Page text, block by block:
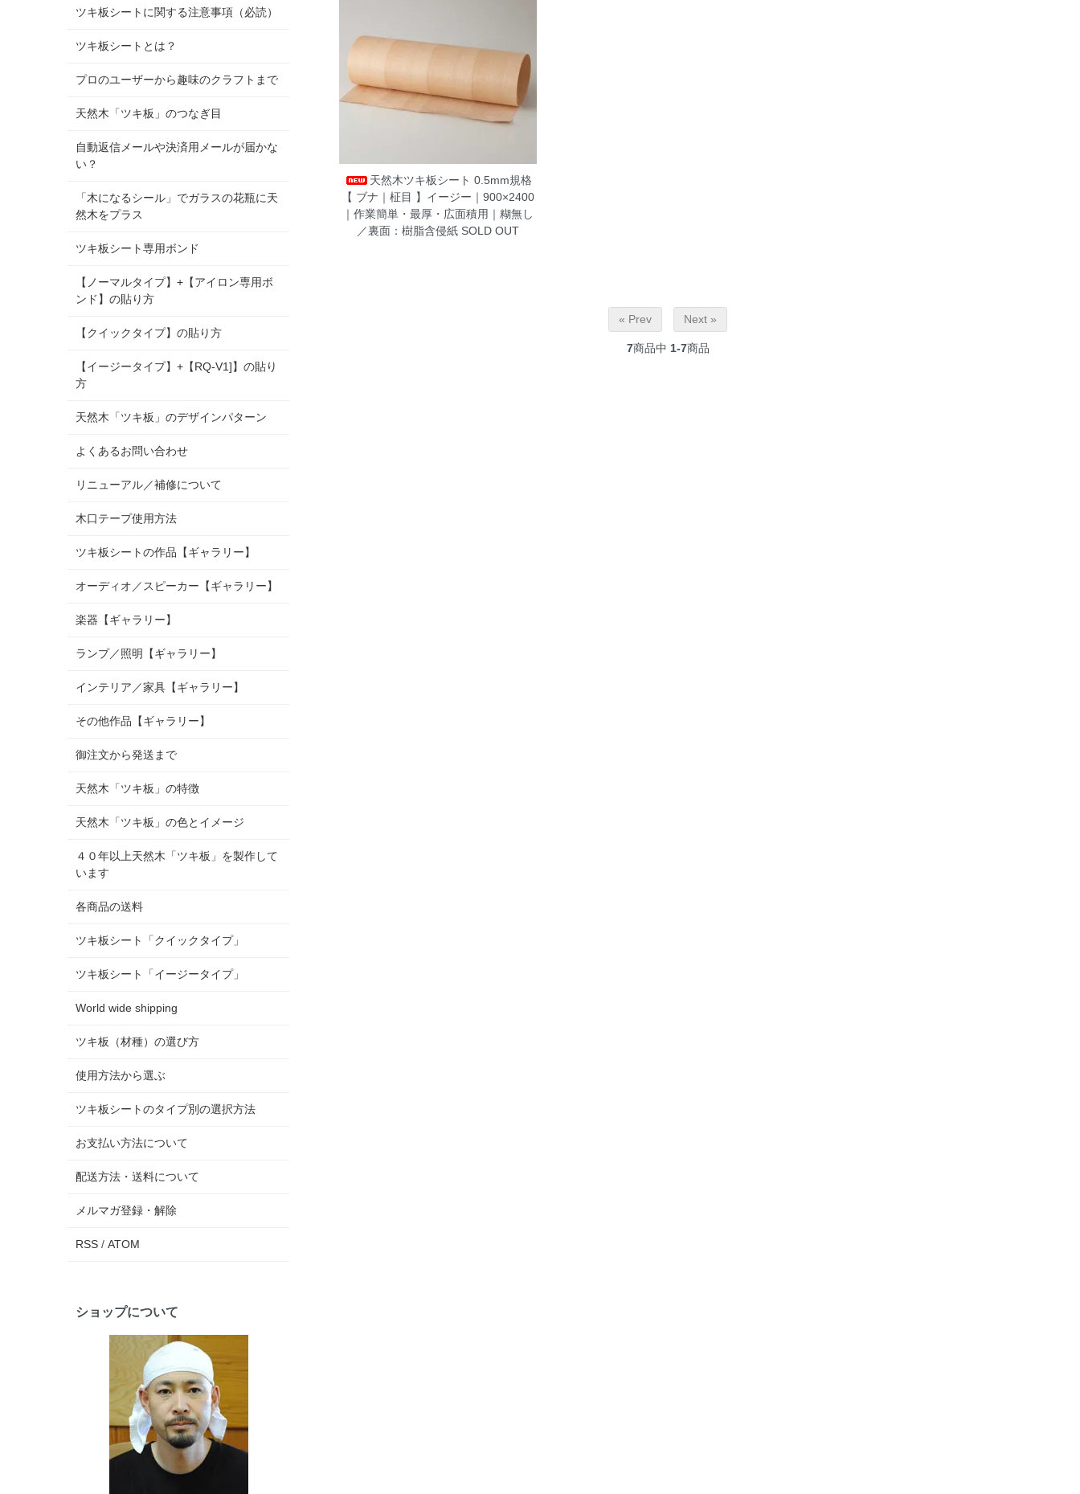
天然木ツキ板シート 0.5mm規格
【 ブナ｜柾目 】イージー｜900×2400
｜作業簡単・最厚・広面積用｜糊無し
／裏面：樹脂含侵紙SOLD OUT
« Prev Next »
7商品中 1-7商品
ツキ板シートに関する注意事項（必読）
ツキ板シートとは？
プロのユーザーから趣味のクラフトまで
天然木「ツキ板」のつなぎ目
自動返信メールや決済用メールが届かな
い？
「木になるシール」でガラスの花瓶に天
然木をプラス
ツキ板シート専用ボンド
【ノーマルタイプ】+【アイロン専用ボ
ンド】の貼り方
【クイックタイプ】の貼り方
【イージータイプ】+【RQ-V1]】の貼り
方
天然木「ツキ板」のデザインパターン
よくあるお問い合わせ
リニューアル／補修について
木口テープ使用方法
ツキ板シートの作品【ギャラリー】
オーディオ／スピーカー【ギャラリー】
楽器【ギャラリー】
ランプ／照明【ギャラリー】
インテリア／家具【ギャラリー】
その他作品【ギャラリー】
御注文から発送まで
天然木「ツキ板」の特徴
天然木「ツキ板」の色とイメージ
４０年以上天然木「ツキ板」を製作して
います
各商品の送料
ツキ板シート「クイックタイプ」
ツキ板シート「イージータイプ」
World wide shipping
ツキ板（材種）の選び方
使用方法から選ぶ
ツキ板シートのタイプ別の選択方法
お支払い方法について
配送方法・送料について
メルマガ登録・解除
RSS / ATOM
ショップについて